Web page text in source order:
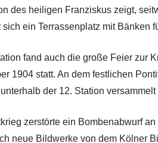
des heiligen Franziskus zeigt,
sich ein Terrassenplatz mit Bänken
fand auch die große Feier zur
1904 statt. An dem festlichen
der 12. Station versammelt
zerstörte ein Bombenabwurf
neue Bildwerke von dem Kölner